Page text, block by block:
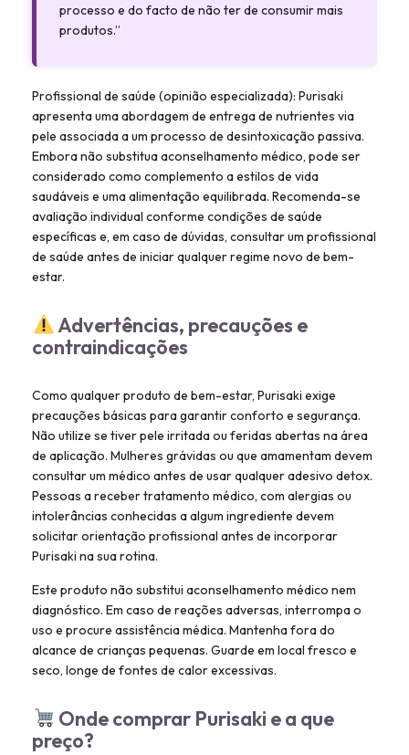
processo e do facto de não ter de consumir mais
produtos.”
Profissional de saúde (opinião especializada): Purisaki
apresenta uma abordagem de entrega de nutrientes via
pele associada a um processo de desintoxicação passiva.
Embora não substitua aconselhamento médico, pode ser
considerado como complemento a estilos de vida
saudáveis e uma alimentação equilibrada. Recomenda-se
avaliação individual conforme condições de saúde
específicas e, em caso de dúvidas, consultar um profissional
de saúde antes de iniciar qualquer regime novo de bem-
estar.
Advertências, precauções e
contraindicações
Como qualquer produto de bem-estar, Purisaki exige
precauções básicas para garantir conforto e segurança.
Não utilize se tiver pele irritada ou feridas abertas na área
de aplicação. Mulheres grávidas ou que amamentam devem
consultar um médico antes de usar qualquer adesivo detox.
Pessoas a receber tratamento médico, com alergias ou
intolerâncias conhecidas a algum ingrediente devem
solicitar orientação profissional antes de incorporar
Purisaki na sua rotina.
Este produto não substitui aconselhamento médico nem
diagnóstico. Em caso de reações adversas, interrompa o
uso e procure assistência médica. Mantenha fora do
alcance de crianças pequenas. Guarde em local fresco e
seco, longe de fontes de calor excessivas.
Onde comprar Purisaki e a que
preço?